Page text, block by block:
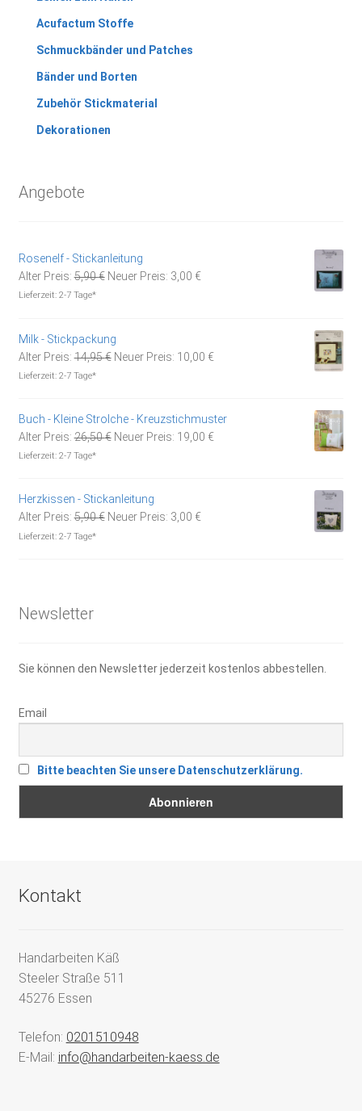
Acufactum Stoffe
Schmuckbänder und Patches
Bänder und Borten
Zubehör Stickmaterial
Dekorationen
Angebote
Rosenelf - Stickanleitung
Alter Preis: 5,90€ Ursprünglicher
Neuer Preis: 3,00 €Aktueller
Lieferzeit: 2-7 Tage*
Milk - Stickpackung
Alter Preis: 14,95€ Ursprünglicher
Neuer Preis: 10,00 €Aktueller
Lieferzeit: 2-7 Tage*
Buch - Kleine Strolche - Kreuzstichmuster
Alter Preis: 26,50€ Ursprünglicher
Neuer Preis: 19,00 €Aktueller
Lieferzeit: 2-7 Tage*
Herzkissen - Stickanleitung
Alter Preis: 5,90€ Ursprünglicher
Neuer Preis: 3,00 €Aktueller
Lieferzeit: 2-7 Tage*
Newsletter
Sie können den Newsletter jederzeit kostenlos abbestellen.
Email
Bitte beachten Sie unsere Datenschutzerklärung.
Kontakt
Handarbeiten Käß
Steeler Straße 511
45276 Essen
Telefon: 0201510948
E-Mail: info@handarbeiten-kaess.de